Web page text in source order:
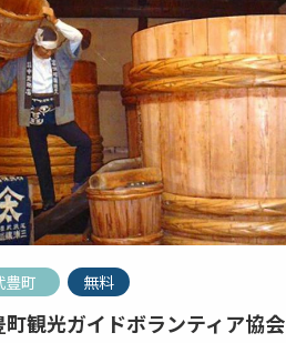
豊町 無料
町観光ガイドボランティア協会